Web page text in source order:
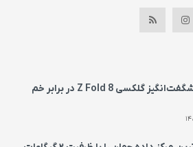
مقاومت شگفت‌انگیز گلکسی Z Fold 8 در برابر خم